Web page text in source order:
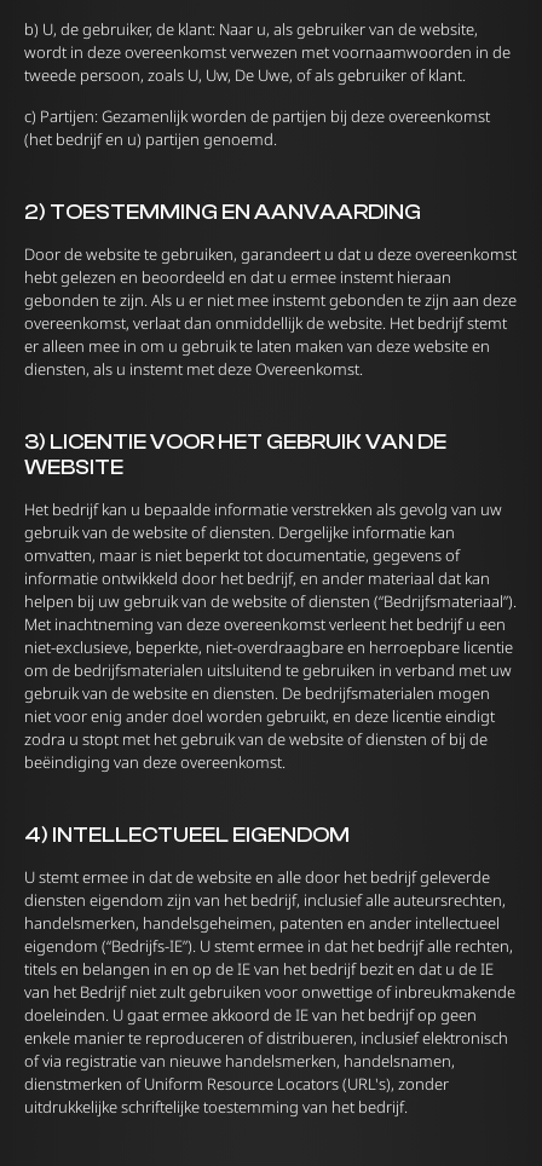
b) U, de gebruiker, de klant: Naar u, als gebruiker van de website,
wordt in deze overeenkomst verwezen met voornaamwoorden in de
tweede persoon, zoals U, Uw, De Uwe, of als gebruiker of klant.
c) Partijen: Gezamenlijk worden de partijen bij deze overeenkomst
(het bedrijf en u) partijen genoemd.
2) TOESTEMMING EN AANVAARDING
Door de website te gebruiken, garandeert u dat u deze overeenkomst
hebt gelezen en beoordeeld en dat u ermee instemt hieraan
gebonden te zijn. Als u er niet mee instemt gebonden te zijn aan deze
overeenkomst, verlaat dan onmiddellijk de website. Het bedrijf stemt
er alleen mee in om u gebruik te laten maken van deze website en
diensten, als u instemt met deze Overeenkomst.
3) LICENTIE VOOR HET GEBRUIK VAN DE
WEBSITE
Het bedrijf kan u bepaalde informatie verstrekken als gevolg van uw
gebruik van de website of diensten. Dergelijke informatie kan
omvatten, maar is niet beperkt tot documentatie, gegevens of
informatie ontwikkeld door het bedrijf, en ander materiaal dat kan
helpen bij uw gebruik van de website of diensten (“Bedrijfsmateriaal”).
Met inachtneming van deze overeenkomst verleent het bedrijf u een
niet-exclusieve, beperkte, niet-overdraagbare en herroepbare licentie
om de bedrijfsmaterialen uitsluitend te gebruiken in verband met uw
gebruik van de website en diensten. De bedrijfsmaterialen mogen
niet voor enig ander doel worden gebruikt, en deze licentie eindigt
zodra u stopt met het gebruik van de website of diensten of bij de
beëindiging van deze overeenkomst.
4) INTELLECTUEEL EIGENDOM
U stemt ermee in dat de website en alle door het bedrijf geleverde
diensten eigendom zijn van het bedrijf, inclusief alle auteursrechten,
handelsmerken, handelsgeheimen, patenten en ander intellectueel
eigendom (“Bedrijfs-IE”). U stemt ermee in dat het bedrijf alle rechten,
titels en belangen in en op de IE van het bedrijf bezit en dat u de IE
van het Bedrijf niet zult gebruiken voor onwettige of inbreukmakende
doeleinden. U gaat ermee akkoord de IE van het bedrijf op geen
enkele manier te reproduceren of distribueren, inclusief elektronisch
of via registratie van nieuwe handelsmerken, handelsnamen,
dienstmerken of Uniform Resource Locators (URL's), zonder
uitdrukkelijke schriftelijke toestemming van het bedrijf.